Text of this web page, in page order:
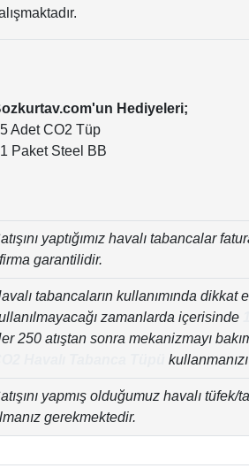
Hediyeleri;
5 Adet CO2 Tüp
1 Paket Steel BB
yaptığımız havalı tabancalar
garantilidir.
tabancaların kullanımında
zamanlarda içerisinde
250 atıştan sonra mekanizmayı
yapmış olduğumuz havalı
gerekmektedir.